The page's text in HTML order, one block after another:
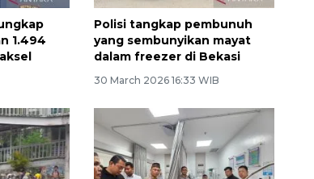
1.494
Polisi tangkap pembunuh
yang sembunyikan mayat
dalam freezer di Bekasi
30 March 2026 16:33 WIB